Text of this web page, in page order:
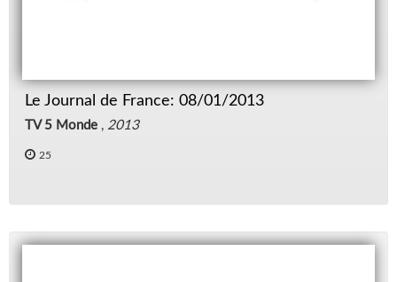
Le Journal de France: 08/01/2013
TV 5 Monde , 2013
25